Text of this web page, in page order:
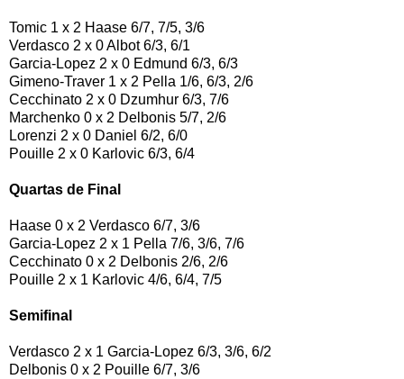
Tomic 1 x 2 Haase 6/7, 7/5, 3/6
Verdasco 2 x 0 Albot 6/3, 6/1
Garcia-Lopez 2 x 0 Edmund 6/3, 6/3
Gimeno-Traver 1 x 2 Pella 1/6, 6/3, 2/6
Cecchinato 2 x 0 Dzumhur 6/3, 7/6
Marchenko 0 x 2 Delbonis 5/7, 2/6
Lorenzi 2 x 0 Daniel 6/2, 6/0
Pouille 2 x 0 Karlovic 6/3, 6/4
Quartas de Final
Haase 0 x 2 Verdasco 6/7, 3/6
Garcia-Lopez 2 x 1 Pella 7/6, 3/6, 7/6
Cecchinato 0 x 2 Delbonis 2/6, 2/6
Pouille 2 x 1 Karlovic 4/6, 6/4, 7/5
Semifinal
Verdasco 2 x 1 Garcia-Lopez 6/3, 3/6, 6/2
Delbonis 0 x 2 Pouille 6/7, 3/6